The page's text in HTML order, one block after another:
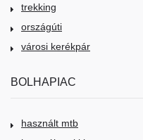
trekking
országúti
városi kerékpár
BOLHAPIAC
használt mtb